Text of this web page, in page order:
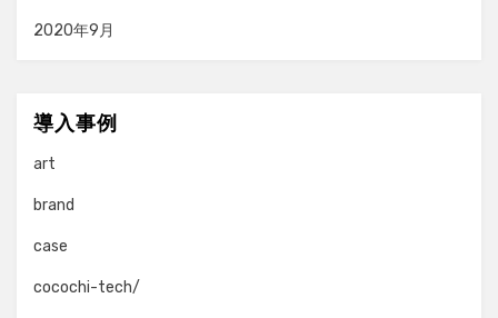
2020年9月
導入事例
art
brand
case
cocochi-tech/